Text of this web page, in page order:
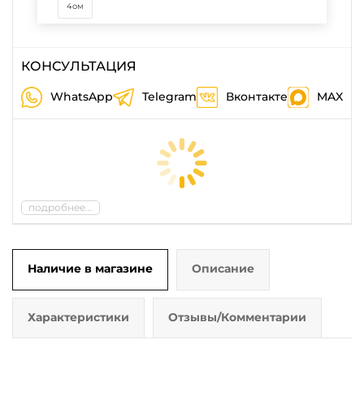
4ом
КОНСУЛЬТАЦИЯ
WhatsApp Telegram Вконтакте MAX
подробнее...
Наличие в магазине Описание
Характеристики Отзывы/Комментарии